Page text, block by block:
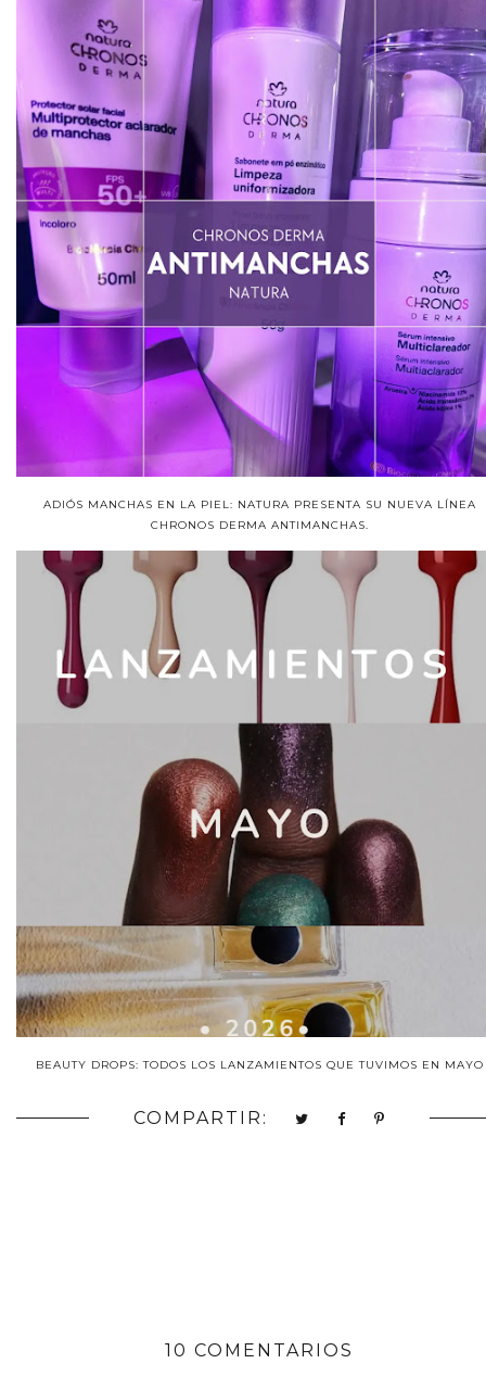
ADIÓS MANCHAS EN LA PIEL: NATURA PRESENTA SU NUEVA LÍNEA
CHRONOS DERMA ANTIMANCHAS.
BEAUTY DROPS: TODOS LOS LANZAMIENTOS QUE TUVIMOS EN MAYO
COMPARTIR:
10 COMENTARIOS